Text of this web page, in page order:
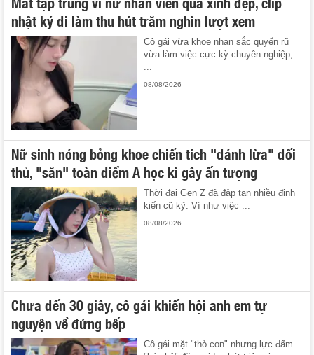
nhật ký đi làm thu hút trăm nghìn lượt xem
Cô gái vừa khoe nhan sắc quyến rũ
vừa làm việc cực kỳ chuyên nghiệp,
08/08/2026
Nữ sinh nóng bỏng khoe chiến tích "đánh lừa" đối
thủ, "săn" toàn điểm A học kì gây ấn tượng
Thời đại Gen Z đã đập tan nhiều định
kiến cũ kỹ. Ví như việc ...
08/08/2026
Chưa đến 30 giây, cô gái khiến hội anh em tự
nguyện về đứng bếp
Cô gái mặt "thỏ con" nhưng lực đấm